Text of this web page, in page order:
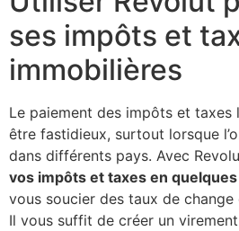
ses impôts et
immobilières
Le paiement des impôts et taxes
être fastidieux, surtout lorsque
dans différents pays. Avec
vos impôts et taxes en
vous soucier des taux de
Il vous suffit de créer un